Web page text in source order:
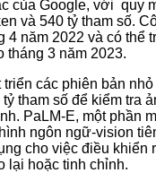
của Google, với quy
và 540 tỷ tham số.
4 năm 2022 và có thể
tháng 3 năm 2023.
các phiên bản
tham số để kiểm tra
PaLM-E, một phần
ngôn ngữ-vision
cho việc điều khiển
lại hoặc tinh chỉnh.